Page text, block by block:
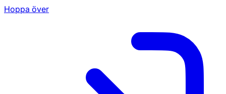
Hoppa över